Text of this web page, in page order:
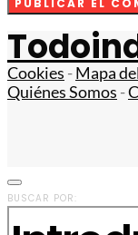
Cookies -Mapa
Quiénes Somos -
BUSCAR POR: